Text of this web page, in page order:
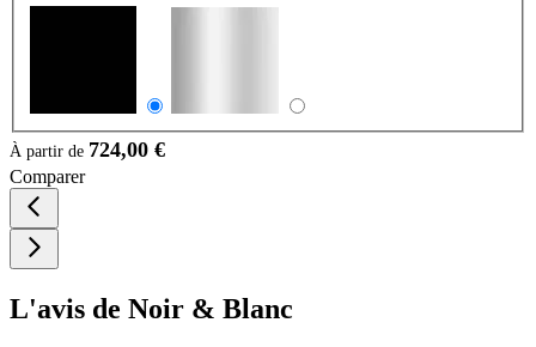
À partir de 724,00 €
Comparer
L'avis de Noir & Blanc